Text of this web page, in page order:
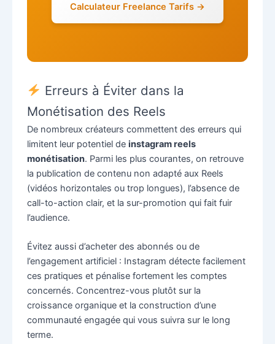
Calculateur Freelance Tarifs →
Erreurs à Éviter dans la
Monétisation des Reels
De nombreux créateurs commettent des erreurs qui
limitent leur potentiel de instagram reels
monétisation. Parmi les plus courantes, on retrouve
la publication de contenu non adapté aux Reels
(vidéos horizontales ou trop longues), l’absence de
call-to-action clair, et la sur-promotion qui fait fuir
l’audience.
Évitez aussi d’acheter des abonnés ou de
l’engagement artificiel : Instagram détecte facilement
ces pratiques et pénalise fortement les comptes
concernés. Concentrez-vous plutôt sur la
croissance organique et la construction d’une
communauté engagée qui vous suivra sur le long
terme.